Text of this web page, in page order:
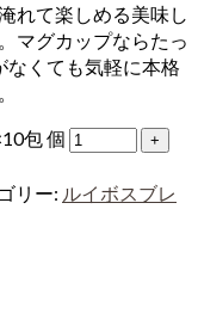
れて楽しめる美味し
マグカップならたっ
くても気軽に本格
包 個
リー: ルイボスブレ